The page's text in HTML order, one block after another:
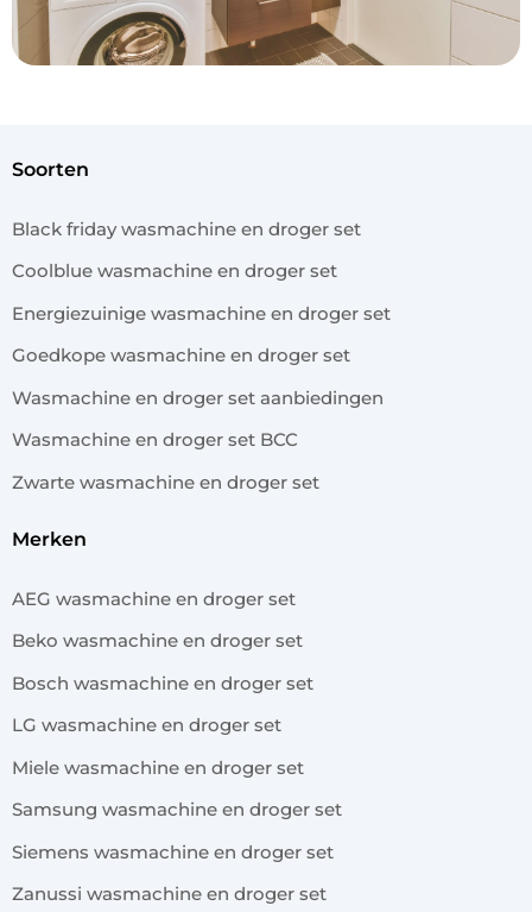
soorten
Black friday wasmachine en droger set
Coolblue wasmachine en droger set
Energiezuinige wasmachine en droger set
Goedkope wasmachine en droger set
Wasmachine en droger set aanbiedingen
Wasmachine en droger set BCC
Zwarte wasmachine en droger set
merken
AEG wasmachine en droger set
Beko wasmachine en droger set
Bosch wasmachine en droger set
LG wasmachine en droger set
Miele wasmachine en droger set
Samsung wasmachine en droger set
Siemens wasmachine en droger set
Zanussi wasmachine en droger set